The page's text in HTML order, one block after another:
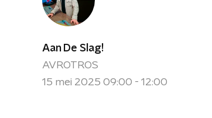
Aan De Slag!
AVROTROS
15 mei 2025 09:00 - 12:00